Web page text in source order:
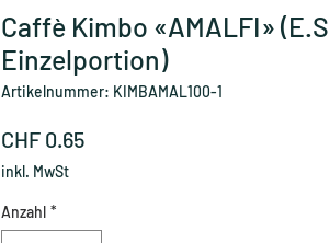
Caffè Kimbo «AMALFI»
Einzelportion)
Artikelnummer: KIMBAMAL100-1
CHF 0.65Preis
inkl. MwSt
Anzahl *